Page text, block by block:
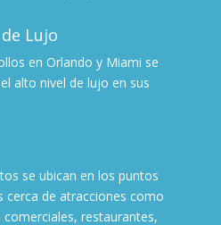
Lujo
en Orlando y Miami se
alto nivel de lujo en sus
se ubican en los puntos
cerca de atracciones como
restaurantes,